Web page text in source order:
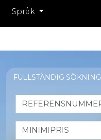
Språk
FULLSTÄNDIG SÖKNING